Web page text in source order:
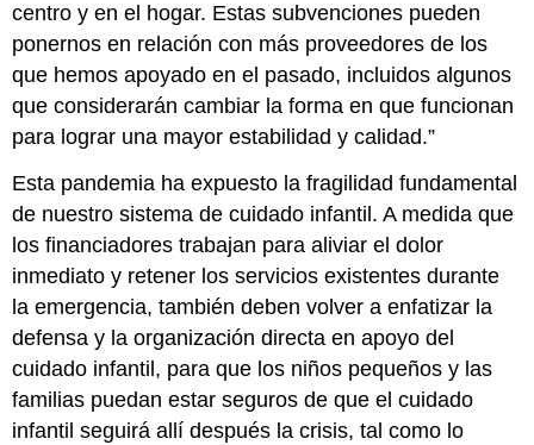
centro y en el hogar. Estas subvenciones pueden
ponernos en relación con más proveedores de los
que hemos apoyado en el pasado, incluidos algunos
que considerarán cambiar la forma en que funcionan
para lograr una mayor estabilidad y calidad.”
Esta pandemia ha expuesto la fragilidad fundamental
de nuestro sistema de cuidado infantil. A medida que
los financiadores trabajan para aliviar el dolor
inmediato y retener los servicios existentes durante
la emergencia, también deben volver a enfatizar la
defensa y la organización directa en apoyo del
cuidado infantil, para que los niños pequeños y las
familias puedan estar seguros de que el cuidado
infantil seguirá allí después la crisis, tal como lo